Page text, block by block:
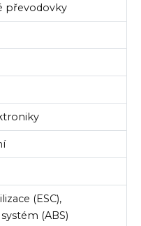
převodovky
(ESC),
(ABS)